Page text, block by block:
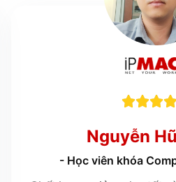

Nguyễn
- Học viên khóa